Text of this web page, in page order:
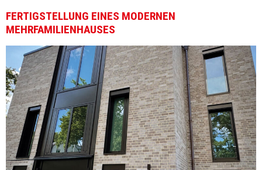
FERTIGSTELLUNG EINES MODERNEN
MEHRFAMILIENHAUSES